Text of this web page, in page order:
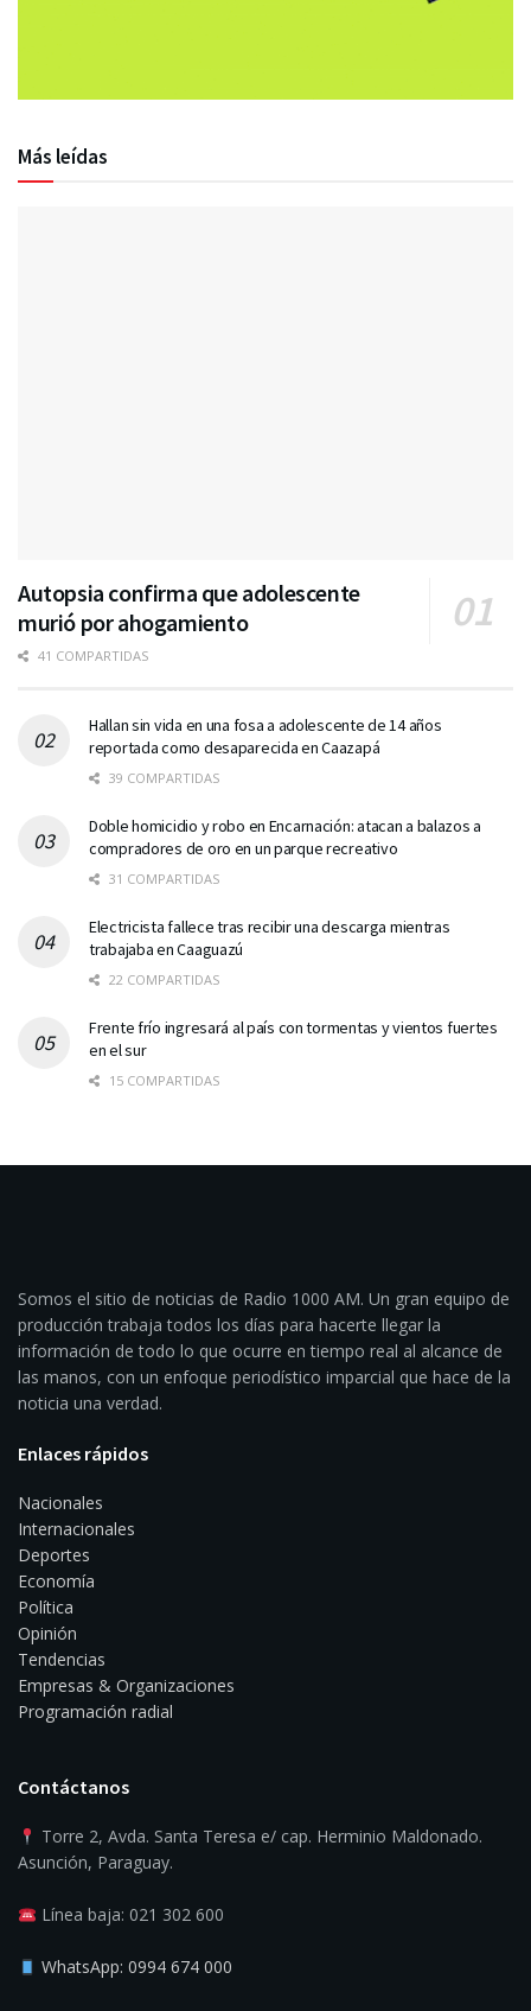
Más leídas
Autopsia confirma que adolescente
murió por ahogamiento
41 COMPARTIDAS
Hallan sin vida en una fosa a adolescente de 14 años
reportada como desaparecida en Caazapá
39 COMPARTIDAS
Doble homicidio y robo en Encarnación: atacan a balazos a
compradores de oro en un parque recreativo
31 COMPARTIDAS
Electricista fallece tras recibir una descarga mientras
trabajaba en Caaguazú
22 COMPARTIDAS
Frente frío ingresará al país con tormentas y vientos fuertes
en el sur
15 COMPARTIDAS
Somos el sitio de noticias de Radio 1000 AM. Un gran equipo de
producción trabaja todos los días para hacerte llegar la
información de todo lo que ocurre en tiempo real al alcance de
las manos, con un enfoque periodístico imparcial que hace de la
noticia una verdad.
Enlaces rápidos
Nacionales
Internacionales
Deportes
Economía
Política
Opinión
Tendencias
Empresas & Organizaciones
Programación radial
Contáctanos
Torre 2, Avda. Santa Teresa e/ cap. Herminio Maldonado.
Asunción, Paraguay.
Línea baja: 021 302 600
WhatsApp: 0994 674 000